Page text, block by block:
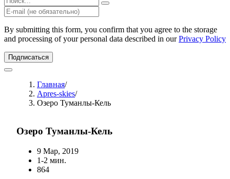
для:
%s:
поиска
для:
%s:
By submitting this form, you confirm that you agree to the storage
and processing of your personal data described in ourPrivacy Policy
Подписаться
Главная/
Apres-skies/
Озеро Туманлы-Кель
Озеро Туманлы-Кель
9 Мар, 2019
1-2 мин.
864